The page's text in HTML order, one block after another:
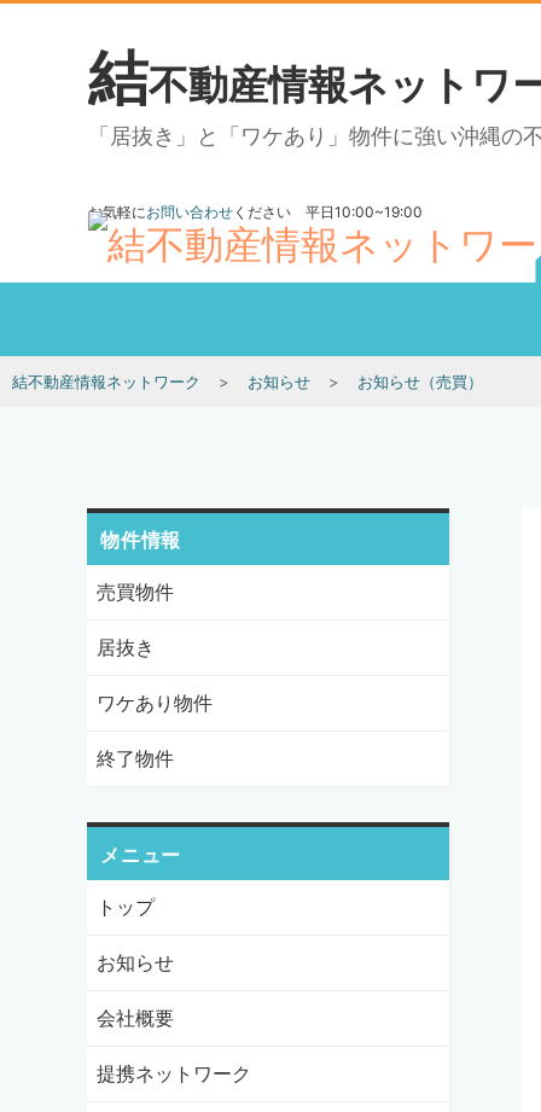
結不動産情報ネットワ
「居抜き」と「ワケあり」物件に強い沖縄の
お気軽にお問い合わせ ください 平日10:00~19:00
結不動産情報ネットワーク お知らせ お知らせ（売買）
物件情報
売買物件
居抜き
ワケあり物件
終了物件
メニュー
トップ
お知らせ
会社概要
提携ネットワーク